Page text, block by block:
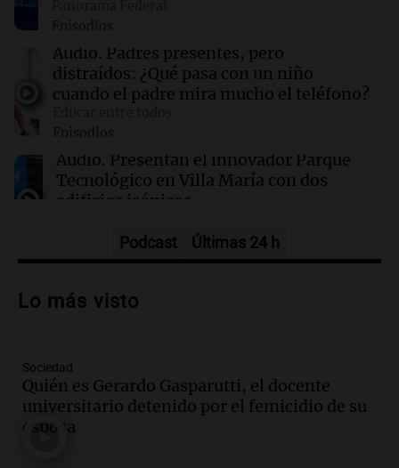
16:27 Básquet
Jugaban al básquet en una plaza de Córdoba y
apareció Facundo Campazzo: el increíble
momento
16:23 Deportes
Los Pumas ya tienen el equipo listo para
enfrentar a Sudáfrica en Vélez este sábado
Episodios
Audio. Padres presentes, pero
distraídos: ¿Qué pasa con un niño
cuando el padre mira mucho el teléfono?
Episodios
Audio. Presentan el innovador Parque
Tecnológico en Villa María con dos
edificios icónicos
Audio.Polémica en el fútbol argentino:
controvertidos
Audio.
para modificar proyecto de propiedad
privada en el Senado Nacional
Panorama Federal
Podcast Últimas 24 h
Lo más visto
Sociedad
Quién es Gerardo Gasparutti, el docente
universitario detenido por el femicidio de su
esposa